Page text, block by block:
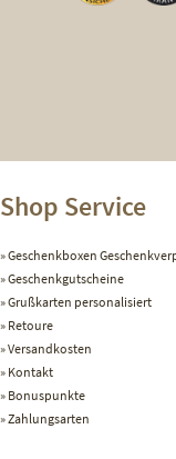
Shop Service
Geschenkboxen
Geschenkgutscheine
Grußkarten personalisiert
Retoure
Versandkosten
Kontakt
Bonuspunkte
Zahlungsarten